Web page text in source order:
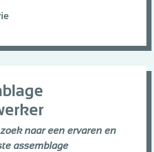
naar een ervaren en
assemblage